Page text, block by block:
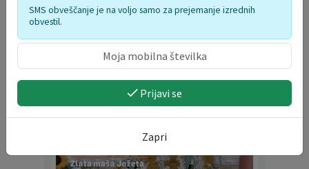
SMS obveščanje je na voljo samo za prejemanje izrednih
obvestil.
Prijavi se
Zapri